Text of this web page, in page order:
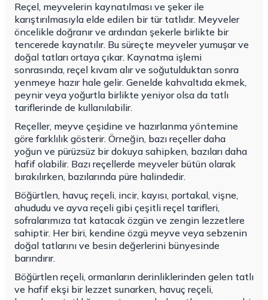
Reçel, meyvelerin kaynatılması ve şeker ile
karıştırılmasıyla elde edilen bir tür tatlıdır. Meyveler
öncelikle doğranır ve ardından şekerle birlikte bir
tencerede kaynatılır. Bu süreçte meyveler yumuşar ve
doğal tatları ortaya çıkar. Kaynatma işlemi
sonrasında, reçel kıvam alır ve soğutulduktan sonra
yenmeye hazır hale gelir. Genelde kahvaltıda ekmek,
peynir veya yoğurtla birlikte yeniyor olsa da tatlı
tariflerinde de kullanılabilir.
Reçeller, meyve çeşidine ve hazırlanma yöntemine
göre farklılık gösterir. Örneğin, bazı reçeller daha
yoğun ve pürüzsüz bir dokuya sahipken, bazıları daha
hafif olabilir. Bazı reçellerde meyveler bütün olarak
bırakılırken, bazılarında püre halindedir.
Böğürtlen, havuç reçeli, incir, kayısı, portakal, vişne,
ahududu ve ayva reçeli gibi çeşitli reçel tarifleri,
sofralarımıza tat katacak özgün ve zengin lezzetlere
sahiptir. Her biri, kendine özgü meyve veya sebzenin
doğal tatlarını ve besin değerlerini bünyesinde
barındırır.
Böğürtlen reçeli, ormanların derinliklerinden gelen tatlı
ve hafif ekşi bir lezzet sunarken, havuç reçeli,